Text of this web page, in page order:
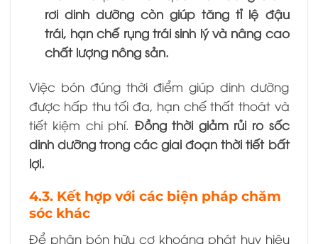
rơi dinh dưỡng còn giúp tăng tỉ lệ đậu
trái, hạn chế rụng trái sinh lý và nâng cao
chất lượng nông sản.
Việc bón đúng thời điểm giúp dinh dưỡng
được hấp thu tối đa, hạn chế thất thoát và
tiết kiệm chi phí. Đồng thời giảm rủi ro sốc
dinh dưỡng trong các giai đoạn thời tiết bất
lợi.
4.3. Kết hợp với các biện pháp chăm
sóc khác
Để phân bón hữu cơ khoáng phát huy hiệu